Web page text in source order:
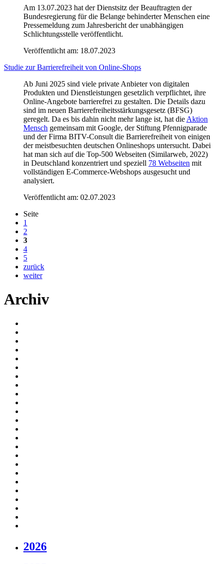
Am 13.07.2023 hat der Dienstsitz der Beauftragten der
Bundesregierung für die Belange behinderter Menschen eine
Pressemeldung zum Jahresbericht der unabhängigen
Schlichtungsstelle veröffentlicht.
Veröffentlicht am: 18.07.2023
Studie zur Barrierefreiheit von Online-Shops
Ab Juni 2025 sind viele private Anbieter von digitalen
Produkten und Dienstleistungen gesetzlich verpflichtet, ihre
Online-Angebote barrierefrei zu gestalten. Die Details dazu
sind im neuen Barrierefreiheitsstärkungsgesetz (BFSG)
geregelt. Da es bis dahin nicht mehr lange ist, hat die Aktion
Mensch gemeinsam mit Google, der Stiftung Pfennigparade
und der Firma BITV-Consult die Barrierefreiheit von einigen
der meistbesuchten deutschen Onlineshops untersucht. Dabei
hat man sich auf die Top-500 Webseiten (Similarweb, 2022)
in Deutschland konzentriert und speziell 78 Webseiten mit
vollständigen E-Commerce-Webshops ausgesucht und
analysiert.
Veröffentlicht am: 02.07.2023
Seite
1
2
3
4
5
zurück
weiter
Archiv
2026